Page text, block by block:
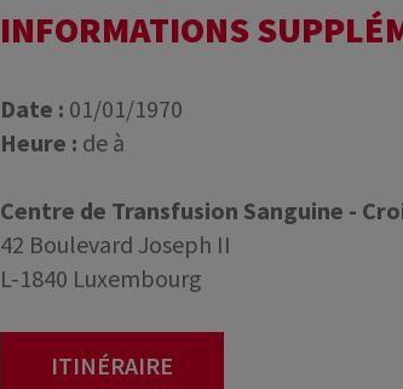
INFORMATIONS
Date : 01/01/1970
Heure : de à
Centre de Transfusion Sanguine -
42 Boulevard Joseph II
L-1840 Luxembourg
ITINÉRAIRE